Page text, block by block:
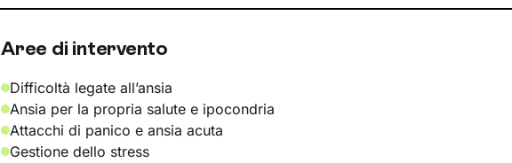
Aree di intervento
Difficoltà legate all’ansia
Ansia per la propria salute e ipocondria
Attacchi di panico e ansia acuta
Gestione dello stress